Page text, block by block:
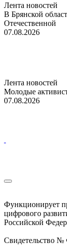
Лента новостей
В Брянской
Отечественной
07.08.2026
Лента новостей
Молодые
07.08.2026
Функционирует
цифрового
Российской
Свидетельство №